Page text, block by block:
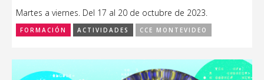
Martes a viernes. Del 17 al 20 de octubre de 2023.
FORMACIÓN ACTIVIDADES CCE MONTEVIDEO